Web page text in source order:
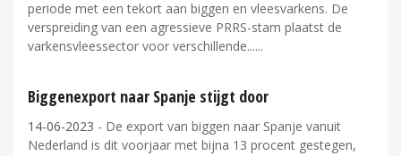
periode met een tekort aan biggen en vleesvarkens. De
verspreiding van een agressieve PRRS-stam plaatst de
varkensvleessector voor verschillende...
Biggenexport naar Spanje stijgt door
14-06-2023 - De export van biggen naar Spanje vanuit
Nederland is dit voorjaar met bijna 13 procent gestegen,